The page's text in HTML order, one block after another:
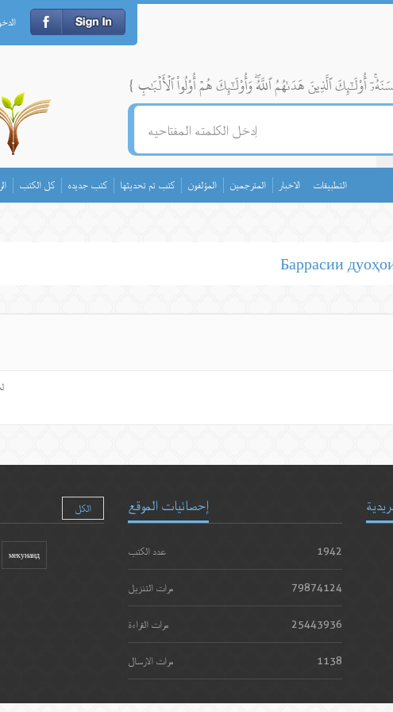
كل الكتب كتب جديده كتب تم تحديثها المؤلفون المترجمين الاخبار التطبيقات
Баррасии
الكل
мекунанд
إحصائيات الموقع
عدد الكتب 1942
مرات التنزيل 79874124
مرات القراءة 25443936
مرات الارسال 1138